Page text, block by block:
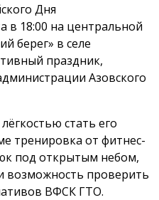
Дня
в 18:00 на центральной
берег» в селе
праздник,
Азовского
стать его
тренировка от фитнес-
под открытым небом,
возможность проверить
ВФСК ГТО.